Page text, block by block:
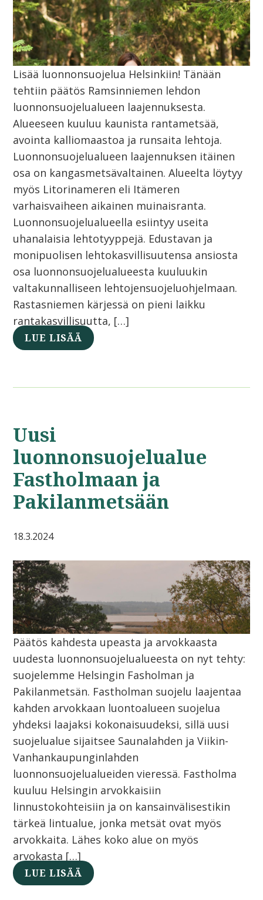
Lisää luonnonsuojelua Helsinkiin! Tänään
tehtiin päätös Ramsinniemen lehdon
luonnonsuojelualueen laajennuksesta.
Alueeseen kuuluu kaunista rantametsää,
avointa kalliomaastoa ja runsaita lehtoja.
Luonnonsuojelualueen laajennuksen itäinen
osa on kangasmetsävaltainen. Alueelta löytyy
myös Litorinameren eli Itämeren
varhaisvaiheen aikainen muinaisranta.
Luonnonsuojelualueella esiintyy useita
uhanalaisia lehtotyyppejä. Edustavan ja
monipuolisen lehtokasvillisuutensa ansiosta
osa luonnonsuojelualueesta kuuluukin
valtakunnalliseen lehtojensuojeluohjelmaan.
Rastasniemen kärjessä on pieni laikku
rantakasvillisuutta, […]
LUE LISÄÄ
Uusi
luonnonsuojelualue
Fastholmaan ja
Pakilanmetsään
18.3.2024
Päätös kahdesta upeasta ja arvokkaasta
uudesta luonnonsuojelualueesta on nyt tehty:
suojelemme Helsingin Fasholman ja
Pakilanmetsän. Fastholman suojelu laajentaa
kahden arvokkaan luontoalueen suojelua
yhdeksi laajaksi kokonaisuudeksi, sillä uusi
suojelualue sijaitsee Saunalahden ja Viikin-
Vanhankaupunginlahden
luonnonsuojelualueiden vieressä. Fastholma
kuuluu Helsingin arvokkaisiin
linnustokohteisiin ja on kansainvälisestikin
tärkeä lintualue, jonka metsät ovat myös
arvokkaita. Lähes koko alue on myös
arvokasta […]
LUE LISÄÄ